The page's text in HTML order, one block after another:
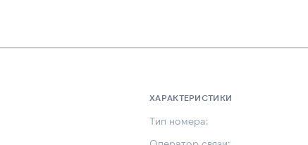
ХАРАКТЕРИСТИКИ
Тип номера: